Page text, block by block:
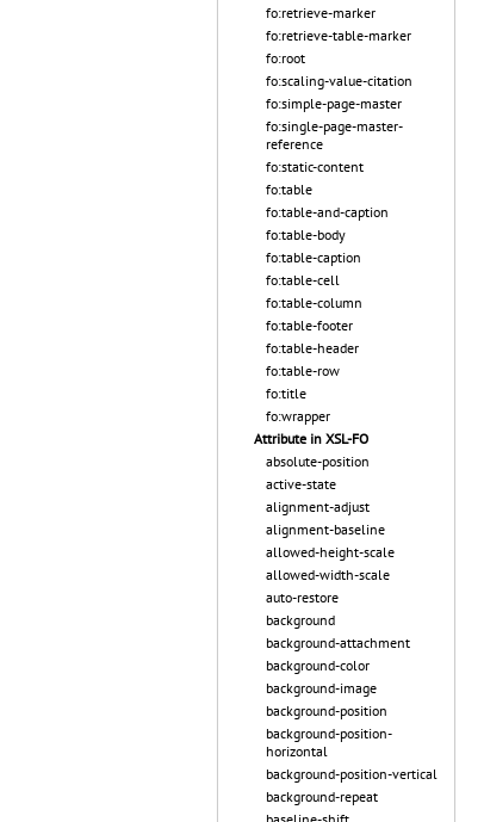
fo:retrieve-marker
fo:retrieve-table-marker
fo:root
fo:scaling-value-citation
fo:simple-page-master
fo:single-page-master-
reference
fo:static-content
fo:table
fo:table-and-caption
fo:table-body
fo:table-caption
fo:table-cell
fo:table-column
fo:table-footer
fo:table-header
fo:table-row
fo:title
fo:wrapper
Attribute in XSL-FO
absolute-position
active-state
alignment-adjust
alignment-baseline
allowed-height-scale
allowed-width-scale
auto-restore
background
background-attachment
background-color
background-image
background-position
background-position-
horizontal
background-position-vertical
background-repeat